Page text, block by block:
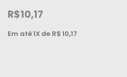
R$10,17
Em até1X de R$10,17